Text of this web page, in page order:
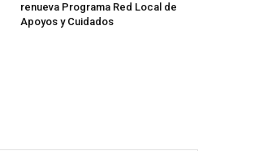
renueva Programa Red Local de
Apoyos y Cuidados